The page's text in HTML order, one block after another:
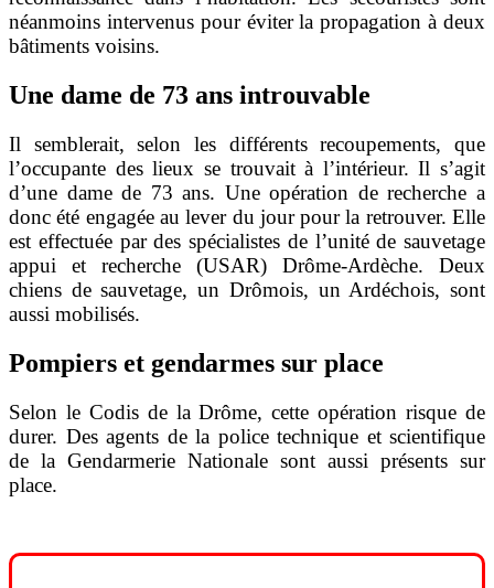
néanmoins intervenus pour éviter la propagation à deux
bâtiments voisins.
Une dame de 73 ans introuvable
Il semblerait, selon les différents recoupements, que
l’occupante des lieux se trouvait à l’intérieur. Il s’agit
d’une dame de 73 ans. Une opération de recherche a
donc été engagée au lever du jour pour la retrouver. Elle
est effectuée par des spécialistes de l’unité de sauvetage
appui et recherche (USAR) Drôme-Ardèche. Deux
chiens de sauvetage, un Drômois, un Ardéchois, sont
aussi mobilisés.
Pompiers et gendarmes sur place
Selon le Codis de la Drôme, cette opération risque de
durer. Des agents de la police technique et scientifique
de la Gendarmerie Nationale sont aussi présents sur
place.